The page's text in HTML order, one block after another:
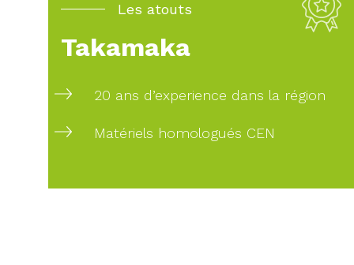
Les atouts
Takamaka
20 ans d’experience dans la région
Matériels homologués CEN